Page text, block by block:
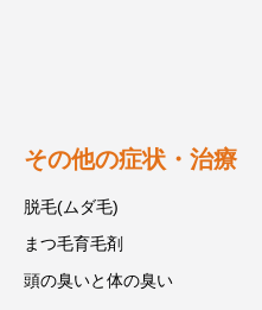
その他の症状・治療
脱毛(ムダ毛)
まつ毛育毛剤
頭の臭いと体の臭い